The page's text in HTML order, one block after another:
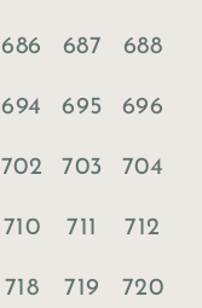
686 687 688
694 695 696
702 703 704
710 711 712
718 719 720